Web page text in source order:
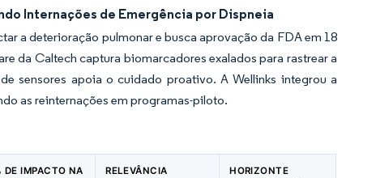
Internações de Emergência por Dispneia
a deterioração pulmonar e busca aprovação da FDA em 18
da Caltech captura biomarcadores exalados para rastrear a
sensores apoia o cuidado proativo. A Wellinks integrou a
as reinternações em programas-piloto.
DE IMPACTO NA
RELEVÂNCIA
HORIZONTE